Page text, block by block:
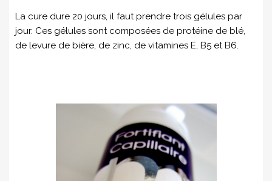
La cure dure 20 jours, il faut prendre trois gélules par
jour. Ces gélules sont composées de protéine de blé,
de levure de bière, de zinc, de vitamines E, B5 et B6.